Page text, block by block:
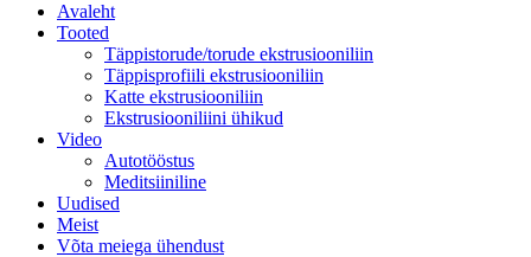
Avaleht
Tooted
Täppistorude/torude ekstrusiooniliin
Täppisprofiili ekstrusiooniliin
Katte ekstrusiooniliin
Ekstrusiooniliini ühikud
Video
Autotööstus
Meditsiiniline
Uudised
Meist
Võta meiega ühendust